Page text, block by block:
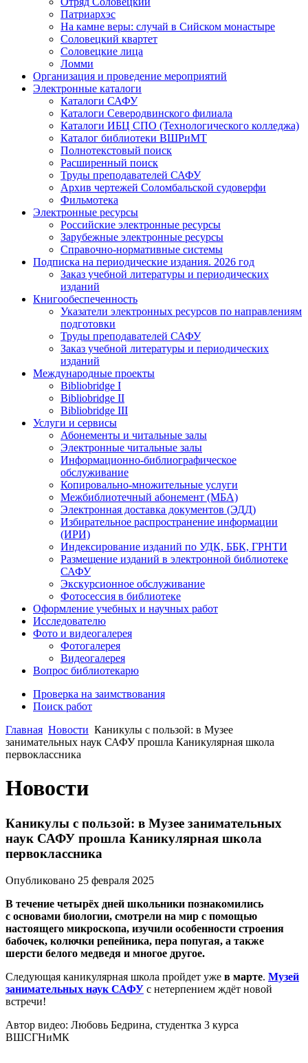
Патриархэс
На камне веры: случай в Сийском монастыре
Соловецкий квартет
Соловецкие лица
Ломми
Организация и проведение мероприятий
Электронные каталоги
Каталоги САФУ
Каталоги Северодвинского филиала
Каталоги ИБЦ СПО (Технологического колледжа)
Каталог библиотеки ВШРиМТ
Полнотекстовый поиск
Расширенный поиск
Труды преподавателей САФУ
Архив чертежей Соломбальской судоверфи
Фильмотека
Электронные ресурсы
Российские электронные ресурсы
Зарубежные электронные ресурсы
Справочно-нормативные системы
Подписка на периодические издания. 2026 год
Заказ учебной литературы и периодических
изданий
Книгообеспеченность
Указатели электронных ресурсов по направлениям
подготовки
Труды преподавателей САФУ
Заказ учебной литературы и периодических
изданий
Международные проекты
Bibliobridge I
Bibliobridge II
Bibliobridge III
Услуги и сервисы
Абонементы и читальные залы
Электронные читальные залы
Информационно-библиографическое
обслуживание
Копировально-множительные услуги
Межбиблиотечный абонемент (МБА)
Электронная доставка документов (ЭДД)
Избирательное распространение информации
(ИРИ)
Индексирование изданий по УДК, ББК, ГРНТИ
Размещение изданий в электронной библиотеке
САФУ
Экскурсионное обслуживание
Фотосессия в библиотеке
Оформление учебных и научных работ
Исследователю
Фото и видеогалерея
Фотогалерея
Видеогалерея
Вопрос библиотекарю
Проверка на заимствования
Поиск работ
Главная Новости Каникулы с пользой: в Музее
занимательных наук САФУ прошла Каникулярная школа
первоклассника
Новости
Каникулы с пользой: в Музее занимательных
наук САФУ прошла Каникулярная школа
первоклассника
Опубликовано 25 февраля 2025
В течение четырёх дней школьники познакомились
с основами биологии, смотрели на мир с помощью
настоящего микроскопа, изучили особенности строения
бабочек, колючки репейника, пера попугая, а также
шерсти белого медведя и многое другое.
Следующая каникулярная школа пройдет уже в марте. Музей
занимательных наук САФУ с нетерпением ждёт новой
встречи!
Автор видео: Любовь Бедрина, студентка 3 курса
ВШСГНиМК